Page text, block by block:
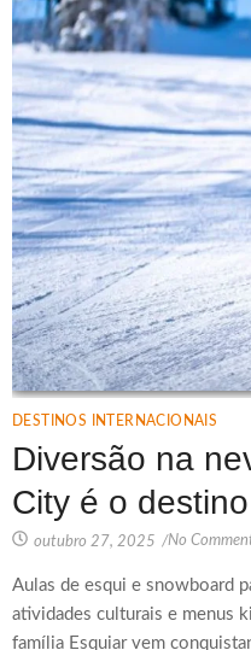
DESTINOS INTERNACIONAIS
Diversão na
City é o
outubro 27, 2025 /No
Aulas de esqui e snowboard
atividades culturais e menus
família Esquiar vem